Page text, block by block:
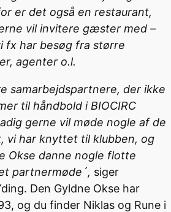
er det også en restaurant,
vil invitere gæster med –
fx har besøg fra større
agenter o.l.
samarbejdspartnere, der ikke
til håndbold i BIOCIRC
gerne vil møde nogle af de
vi har knyttet til klubben, og
Okse danne nogle flotte
partnermøde´, siger
Den Gyldne Okse har
og du finder Niklas og Rune i